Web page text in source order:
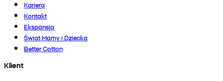
Kariera
Kontakt
Ekspansja
Świat Mamy i Dziecka
Better Cotton
Klient